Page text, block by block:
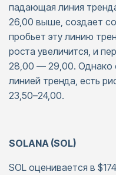
падающая линия
26,00 выше, создает
пробьет эту линию
роста увеличится, и
28,00 — 29,00. Однако
линией тренда, есть
23,50–24,00.
SOLANA (SOL)
SOL оценивается в